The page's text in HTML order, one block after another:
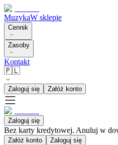
MuzykaW sklepie
Cennik
Zasoby
Kontakt
🇵🇱
Zaloguj się Załóż konto
Zaloguj się
Bez karty kredytowej. Anuluj w
Załóż konto Zaloguj się